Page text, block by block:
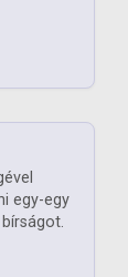
egy-egy